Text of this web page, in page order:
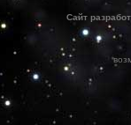
Сайт